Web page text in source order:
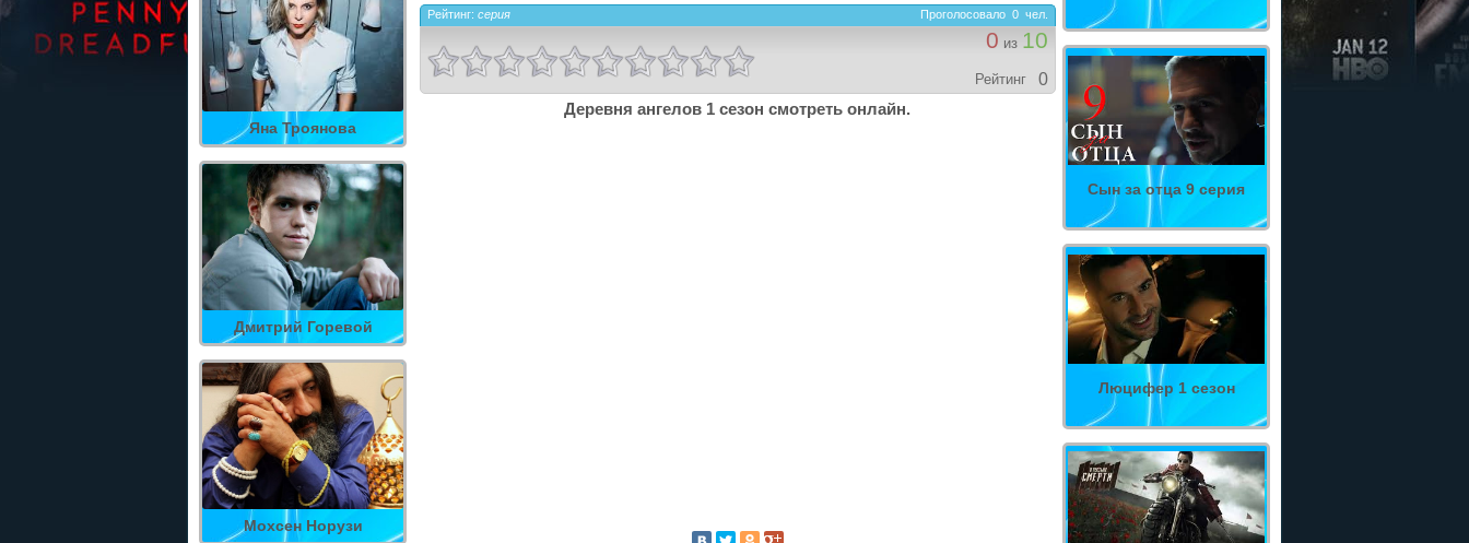
Яна Троянова
Дмитрий Горевой
Мохсен Норузи
Сын за отца 9 серия
Люцифер 1 сезон
Рейтинг: серия Проголосовало 0 чел.
0 из 10
Рейтинг
0
Деревня ангелов 1 сезон смотреть онлайн.